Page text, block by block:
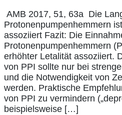
AMB 2017, 51, 63a Die
Protonenpumpenhemmern
assoziiert Fazit: Die
Protonenpumpenhemmern
erhöhter Letalität assoziiert.
von PPI sollte nur bei
und die Notwendigkeit von
werden. Praktische
von PPI zu vermindern
beispielsweise […]